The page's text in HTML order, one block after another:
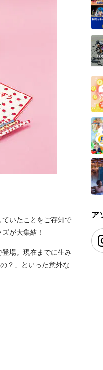
いたことをご存知で
が大集結！
場。現在までに生み
？」といった意外な
ア